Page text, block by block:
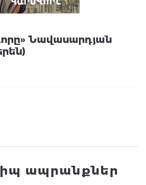
Նավասարդյան
ապրանքներ